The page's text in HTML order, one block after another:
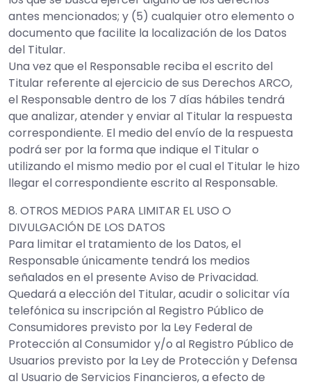
antes mencionados; y (5) cualquier otro elemento o
documento que facilite la localización de los Datos
del Titular.
Una vez que el Responsable reciba el escrito del
Titular referente al ejercicio de sus Derechos ARCO,
el Responsable dentro de los 7 días hábiles tendrá
que analizar, atender y enviar al Titular la respuesta
correspondiente. El medio del envío de la respuesta
podrá ser por la forma que indique el Titular o
utilizando el mismo medio por el cual el Titular le hizo
llegar el correspondiente escrito al Responsable.
8. OTROS MEDIOS PARA LIMITAR EL USO O
DIVULGACIÓN DE LOS DATOS
Para limitar el tratamiento de los Datos, el
Responsable únicamente tendrá los medios
señalados en el presente Aviso de Privacidad.
Quedará a elección del Titular, acudir o solicitar vía
telefónica su inscripción al Registro Público de
Consumidores previsto por la Ley Federal de
Protección al Consumidor y/o al Registro Público de
Usuarios previsto por la Ley de Protección y Defensa
al Usuario de Servicios Financieros, a efecto de